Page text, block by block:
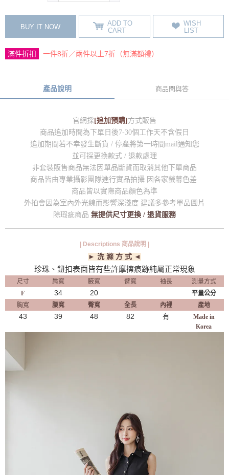
BUY IT NOW
ADD TO
CART
WISH
LIST
滿件折扣 一件8折／兩件以上7折（無滿額禮）
產品說明 商品問與答
官網採 [追加預購] 方式販售
商品追加時間為下單日後7-30個工作天不含假日
追加期間若不幸發生斷貨 / 停產將第一時間mail通知您
並可採更換款式 / 退款處理
非套裝販售商品無法因單品斷貨而取消其他下單商品
商品皆由專業攝影團隊進行實品拍攝 因各家螢幕色差
商品皆以實際商品顏色為準
外拍會因為室內外光線而影響深淺度 建議多參考單品圖片
除瑕疵商品 無提供尺寸更換 / 退貨服務
| Descriptions 商品說明 |
► 洗 滌 方 式 ◄
珍珠、鈕扣表面皆有些許摩擦痕跡純屬正常現象
尺寸 肩寬 腋寬 臂寬 袖長
測量方式
F
34 20
平量公分
胸寬
腰寬 臀寬 全長 內裡 產地
43 39 48 82 有
Made in
Korea